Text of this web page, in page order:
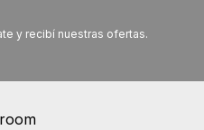
y recibí nuestras ofertas.